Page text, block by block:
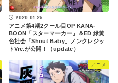
2020.01.25
アニメ第4期2クール目OP KANA-
BOON「スターマーカー」＆ED 緑黄
色社会「Shout Baby」ノンクレジッ
トVre.が公開！（update）
アニメ